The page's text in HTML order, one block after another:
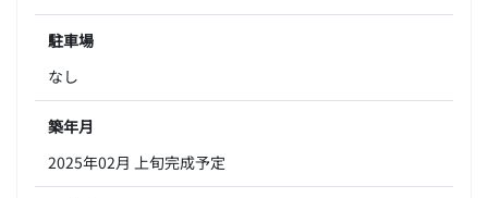
駐車場
なし
築年月
2025年02月 上旬完成予定